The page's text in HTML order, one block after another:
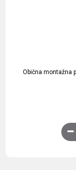
Obična montažna